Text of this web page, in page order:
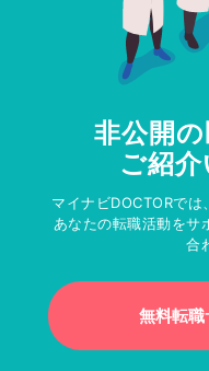
非公開
ご紹介
マイナビDOCTORで
あなたの転職活動をサ
合
無料転